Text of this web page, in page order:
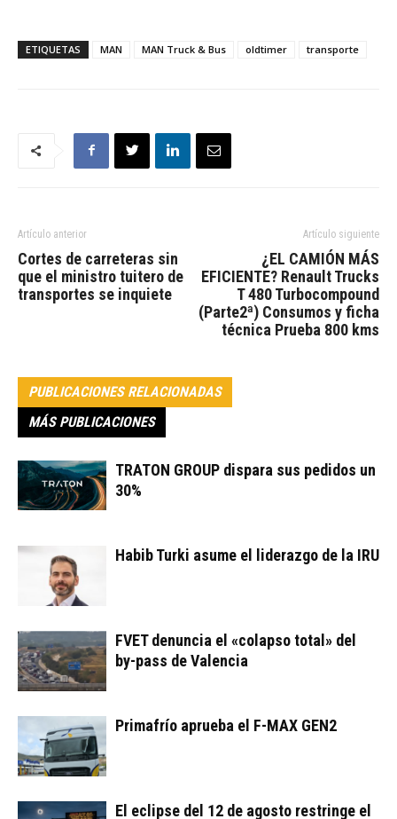
ETIQUETAS MAN MAN Truck & Bus oldtimer transporte
Artículo anterior
Cortes de carreteras sin
que el ministro tuitero de
transportes se inquiete
Artículo siguiente
¿EL CAMIÓN MÁS
EFICIENTE? Renault Trucks
T 480 Turbocompound
(Parte2ª) Consumos y ficha
técnica Prueba 800 kms
PUBLICACIONES RELACIONADAS
MÁS PUBLICACIONES
TRATON GROUP dispara sus pedidos un
30%
Habib Turki asume el liderazgo de la IRU
FVET denuncia el «colapso total» del
by-pass de Valencia
Primafrío aprueba el F-MAX GEN2
El eclipse del 12 de agosto restringe el